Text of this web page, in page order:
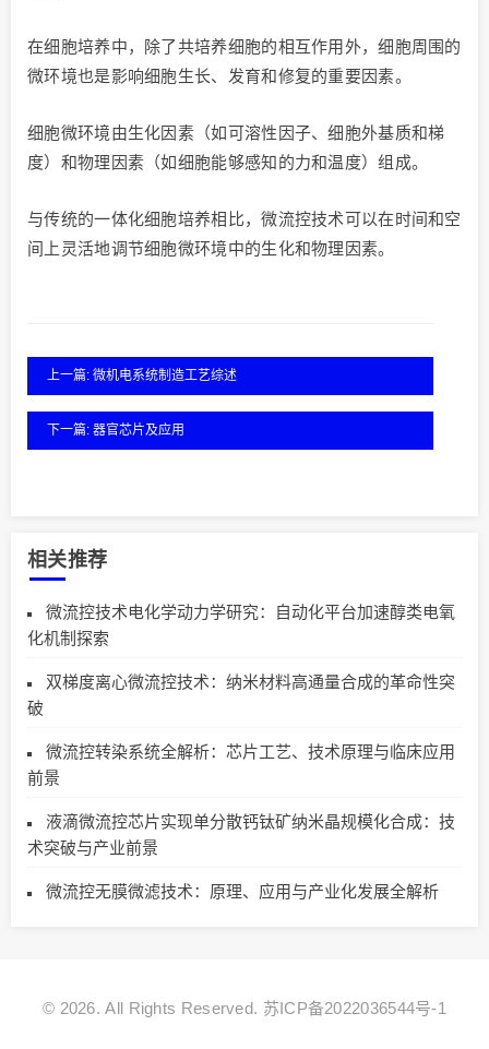
在细胞培养中，除了共培养细胞的相互作用外，细胞周围的
微环境也是影响细胞生长、发育和修复的重要因素。
细胞微环境由生化因素（如可溶性因子、细胞外基质和梯
度）和物理因素（如细胞能够感知的力和温度）组成。
与传统的一体化细胞培养相比，微流控技术可以在时间和空
间上灵活地调节细胞微环境中的生化和物理因素。
上一篇: 微机电系统制造工艺综述
下一篇: 器官芯片及应用
相关推荐
微流控技术电化学动力学研究：自动化平台加速醇类电氧
化机制探索
双梯度离心微流控技术：纳米材料高通量合成的革命性突
破
微流控转染系统全解析：芯片工艺、技术原理与临床应用
前景
液滴微流控芯片实现单分散钙钛矿纳米晶规模化合成：技
术突破与产业前景
微流控无膜微滤技术：原理、应用与产业化发展全解析
© 2026. All Rights Reserved. 苏ICP备2022036544号-1